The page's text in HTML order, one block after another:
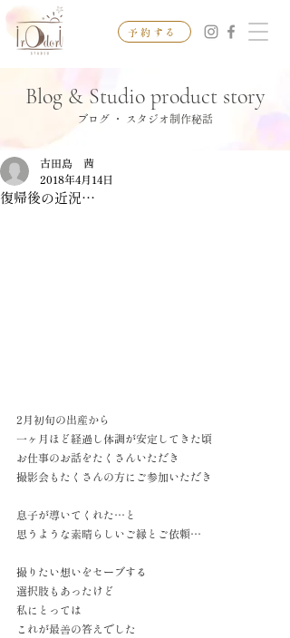
予約する
Blog & Studio product story
ブログ ・ スタジオ制作秘話
復帰後の近況…
古田島 茜
2018年4月14日
2月初旬の出産から
一ヶ月ほど経過し体調が安定してきた頃
お仕事のお話をたくさんいただき
撮影会もたくさんの方にご参加いただき
息子が導いてくれた…と
思うような素晴らしいご縁とご依頼…
撮りたい想いをセーブする
選択肢もあったけど
私にとっては
これが最善の答えでした